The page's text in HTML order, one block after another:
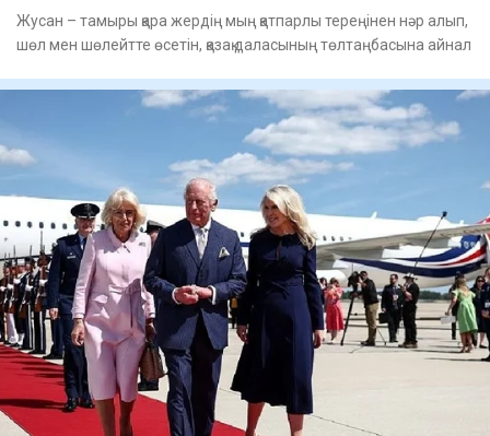
Жусан – тамыры қара жердің мың қатпарлы тереңінен нәр алып,
шөл мен шөлейтте өсетін, қазақ даласының төлтаңбасына айнал